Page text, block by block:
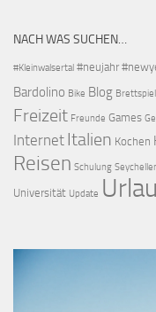
NACH WAS SUCHEN…
#Kleinwalsertal #neujahr
Bardolino Bike Blog Brettspiel
Freizeit Freunde Games
Internet Italien Kochen
Reisen Schulung
Universität Update